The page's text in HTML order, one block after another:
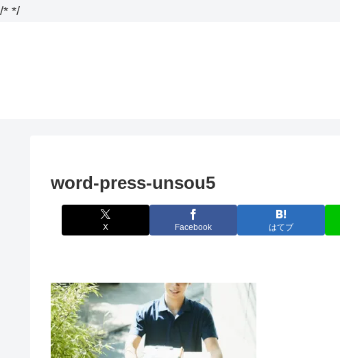
/* */
word-press-unsou5
X Facebook はてブ